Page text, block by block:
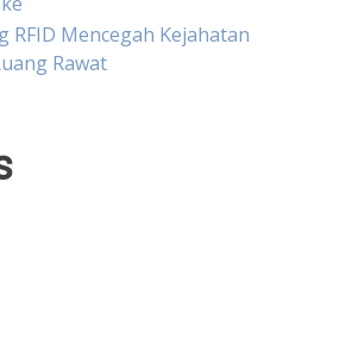
RFID Mencegah Kejahatan
Rawat